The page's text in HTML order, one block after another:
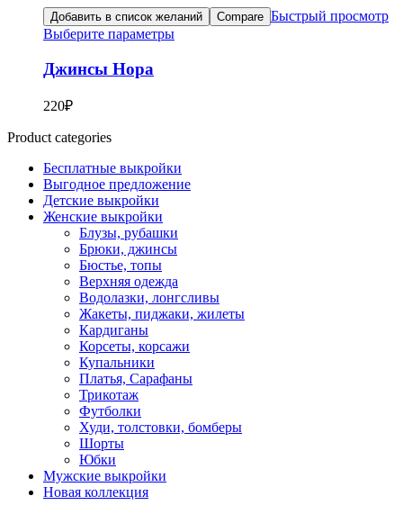
Добавить в список желаний Compare Быстрый просмотр
Выберите параметры
Джинсы Нора
220₽
Product categories
Бесплатные выкройки
Выгодное предложение
Детские выкройки
Женские выкройки
Блузы, рубашки
Брюки, джинсы
Бюстье, топы
Верхняя одежда
Водолазки, лонгсливы
Жакеты, пиджаки, жилеты
Кардиганы
Корсеты, корсажи
Купальники
Платья, Сарафаны
Трикотаж
Футболки
Худи, толстовки, бомберы
Шорты
Юбки
Мужские выкройки
Новая коллекция